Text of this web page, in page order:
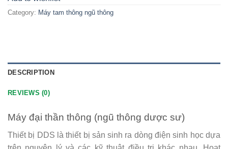
Category: Máy tam thông ngũ thông
DESCRIPTION
REVIEWS (0)
Máy đại thần thông (ngũ thông dược sư)
Thiết bị DDS là thiết bị sản sinh ra dòng điện sinh học dựa